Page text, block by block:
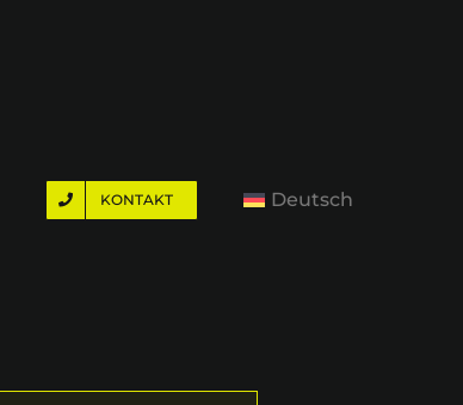
KONTAKT Deutsch